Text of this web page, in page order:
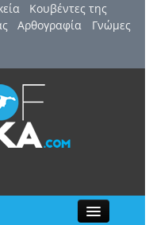
Kουβέντες της
Αρθογραφία
Γνώμες